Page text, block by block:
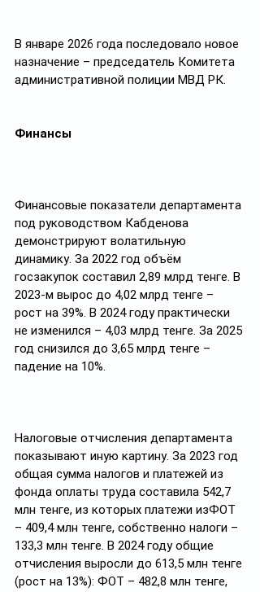
В январе 2026 года последовало новое
назначение – председатель Комитета
административной полиции МВД РК.
Финансы
Финансовые показатели департамента
под руководством Кабденова
демонстрируют волатильную
динамику. За 2022 год объём
госзакупок составил 2,89 млрд тенге. В
2023-м вырос до 4,02 млрд тенге –
рост на 39%. В 2024 году практически
не изменился – 4,03 млрд тенге. За 2025
год снизился до 3,65 млрд тенге –
падение на 10%.
Налоговые отчисления департамента
показывают иную картину. За 2023 год
общая сумма налогов и платежей из
фонда оплаты труда составила 542,7
млн тенге, из которых платежи изФОТ
– 409,4 млн тенге, собственно налоги –
133,3 млн тенге. В 2024 году общие
отчисления выросли до 613,5 млн тенге
(рост на 13%): ФОТ – 482,8 млн тенге,